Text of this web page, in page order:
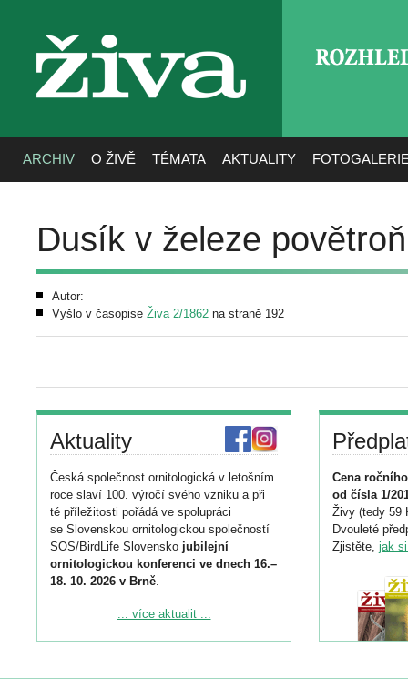
živa
ARCHIV O ŽIVĚ TÉMATA AKTUALITY
Dusík v železe
Autor:
Vyšlo v časopise Živa 2/1862 na straně 192
Aktuality
Česká společnost ornitologická v letošním
roce slaví 100. výročí svého vzniku a při
té příležitosti pořádá ve spolupráci
se Slovenskou ornitologickou společností
SOS/BirdLife Slovensko jubilejní
ornitologickou konferenci ve dnech 16.–
18. 10. 2026 v Brně.
Podrobnější informace ke konferenci
Registrovat se můžete do 6. září.
... více aktualit ...
Cena
od čísla 1/
Živy (tedy 59
Dvouleté
Zjistěte, jak